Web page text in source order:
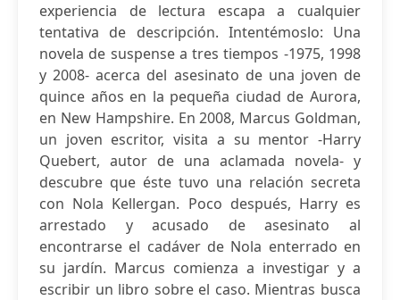
experiencia de lectura escapa a cualquier
tentativa de descripción. Intentémoslo: Una
novela de suspense a tres tiempos -1975, 1998
y 2008- acerca del asesinato de una joven de
quince años en la pequeña ciudad de Aurora,
en New Hampshire. En 2008, Marcus Goldman,
un joven escritor, visita a su mentor -Harry
Quebert, autor de una aclamada novela- y
descubre que éste tuvo una relación secreta
con Nola Kellergan. Poco después, Harry es
arrestado y acusado de asesinato al
encontrarse el cadáver de Nola enterrado en
su jardín. Marcus comienza a investigar y a
escribir un libro sobre el caso. Mientras busca